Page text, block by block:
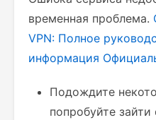
временная проблема.
VPN: Полное
информация
Подождите
попробуйте зайти